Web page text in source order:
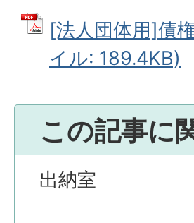
[法人団体用]債
イル: 189.4KB)
この記事に
出納室